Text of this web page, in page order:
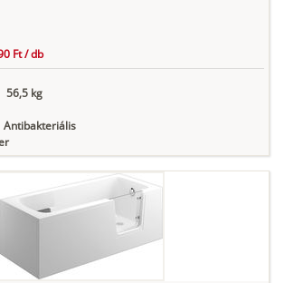
Ft /db
56,5 kg
Antibakteriális